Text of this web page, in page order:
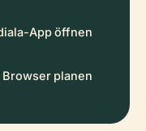
App öffnen
Browser planen